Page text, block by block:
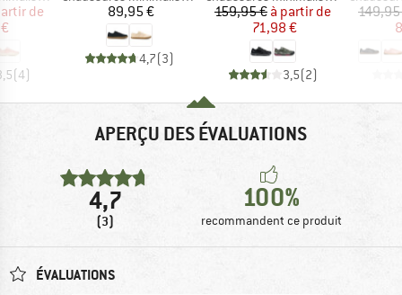
réduit
de
(4)
Prix
89,95 €
4,7(3)
Prix
159,95 € Prix réduit
à partir de
71,98 €
3,5(2)
APERÇU DES ÉVALUATIONS
4,7
(3)
100%
recommandent ce produit
ÉVALUATIONS